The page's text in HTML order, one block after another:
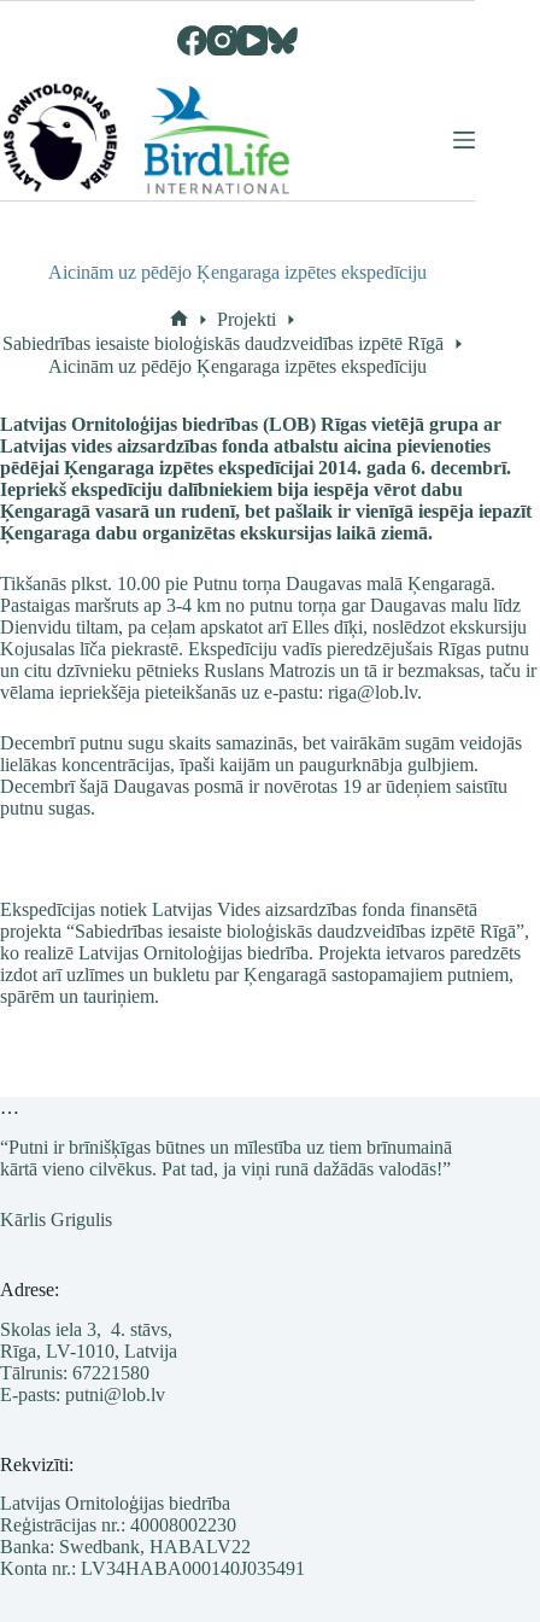
Aicinām uz pēdējo Ķengaraga izpētes ekspedīciju
Home
Projekti
Sabiedrības iesaiste bioloģiskās daudzveidības izpētē Rīgā
Aicinām uz pēdējo Ķengaraga izpētes ekspedīciju
Latvijas Ornitoloģijas biedrības (LOB) Rīgas vietējā grupa ar
Latvijas vides aizsardzības fonda atbalstu aicina pievienoties
pēdējai Ķengaraga izpētes ekspedīcijai 2014. gada 6. decembrī.
Iepriekš ekspedīciju dalībniekiem bija iespēja vērot dabu
Ķengaragā vasarā un rudenī, bet pašlaik ir vienīgā iespēja iepazīt
Ķengaraga dabu organizētas ekskursijas laikā ziemā.
Tikšanās plkst. 10.00 pie Putnu torņa Daugavas malā Ķengaragā.
Pastaigas maršruts ap 3-4 km no putnu torņa gar Daugavas malu līdz
Dienvidu tiltam, pa ceļam apskatot arī Elles dīķi, noslēdzot ekskursiju
Kojusalas līča piekrastē. Ekspedīciju vadīs pieredzējušais Rīgas putnu
un citu dzīvnieku pētnieks Ruslans Matrozis un tā ir bezmaksas, taču ir
vēlama iepriekšēja pieteikšanās uz e-pastu: riga@lob.lv.
Decembrī putnu sugu skaits samazinās, bet vairākām sugām veidojās
lielākas koncentrācijas, īpaši kaijām un paugurknābja gulbjiem.
Decembrī šajā Daugavas posmā ir novērotas 19 ar ūdeņiem saistītu
putnu sugas.
Ekspedīcijas notiek Latvijas Vides aizsardzības fonda finansētā
projekta “Sabiedrības iesaiste bioloģiskās daudzveidības izpētē Rīgā”,
ko realizē Latvijas Ornitoloģijas biedrība. Projekta ietvaros paredzēts
izdot arī uzlīmes un bukletu par Ķengaragā sastopamajiem putniem,
spārēm un tauriņiem.
…
“Putni ir brīnišķīgas būtnes un mīlestība uz tiem brīnumainā
kārtā vieno cilvēkus. Pat tad, ja viņi runā dažādās valodās!”
Kārlis Grigulis
Adrese:
Skolas iela 3, 4. stāvs,
Rīga, LV-1010, Latvija
Tālrunis: 67221580
E-pasts: putni@lob.lv
Rekvizīti:
Latvijas Ornitoloģijas biedrība
Reģistrācijas nr.: 40008002230
Banka: Swedbank, HABALV22
Konta nr.: LV34HABA000140J035491